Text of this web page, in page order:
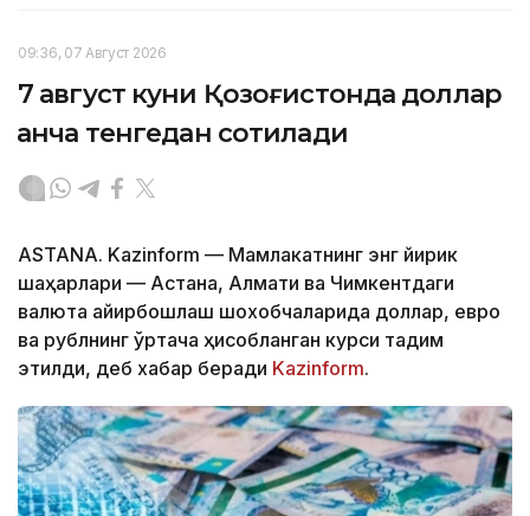
09:36, 07 Август 2026
7 август куни Қозоғистонда доллар
қанча тенгедан сотилади
ASTANA. Kazinform — Мамлакатнинг энг йирик
шаҳарлари — Астана, Алмати ва Чимкентдаги
валюта айирбошлаш шохобчаларида доллар, евро
ва рублнинг ўртача ҳисобланган курси тақдим
этилди, деб хабар беради Kazinform.